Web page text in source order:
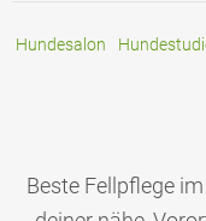
Hundesalon
Beste Fellpflege